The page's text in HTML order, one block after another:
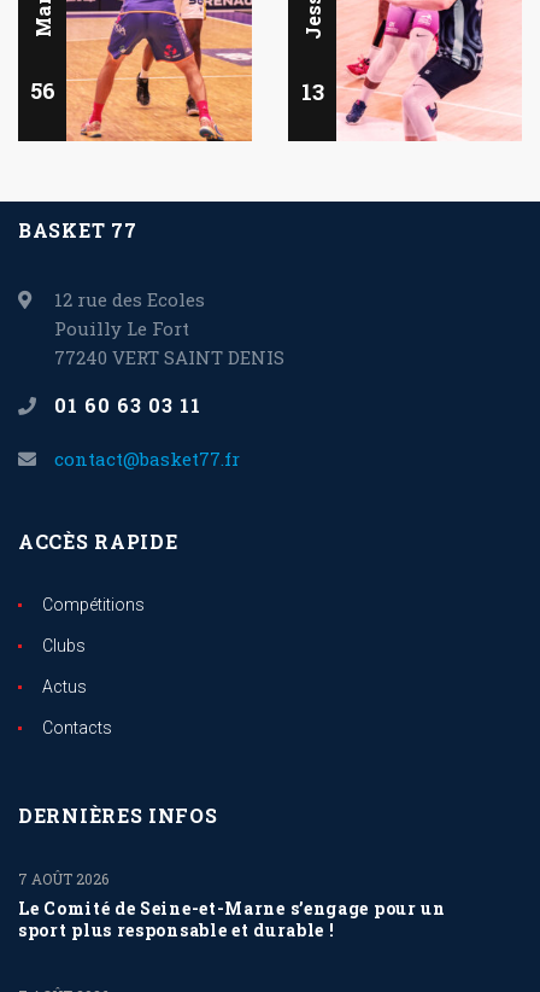
56 13
BASKET 77
12 rue des Ecoles
Pouilly Le Fort
77240 VERT SAINT DENIS
01 60 63 03 11
contact@basket77.fr
ACCÈS RAPIDE
Compétitions
Clubs
Actus
Contacts
DERNIÈRES INFOS
Le Comité de Seine-et-Marne s’engage pour un
sport plus responsable et durable !
7 AOÛT 2026